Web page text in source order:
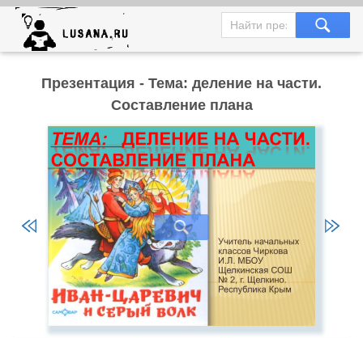
Презентация - Тема: деление на части.
Составление плана